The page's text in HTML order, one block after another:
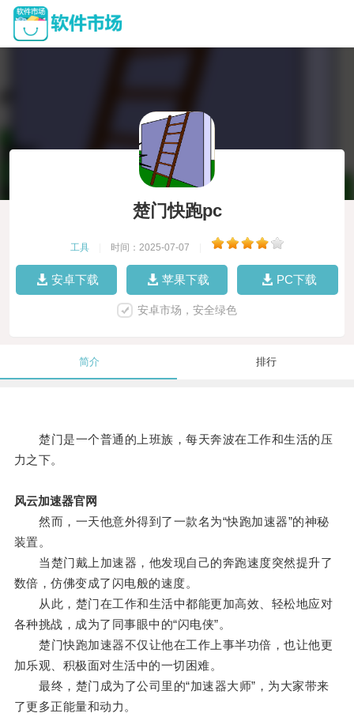
楚门快跑pc
工具 时间：2025-07-07
安卓下载 苹果下载 PC下载
安卓市场，安全绿色
简介 排行
楚门是一个普通的上班族，每天奔波在工作和生活的压
力之下。
风云加速器官网
然而，一天他意外得到了一款名为“快跑加速器”的神秘
装置。
当楚门戴上加速器，他发现自己的奔跑速度突然提升了
数倍，仿佛变成了闪电般的速度。
从此，楚门在工作和生活中都能更加高效、轻松地应对
各种挑战，成为了同事眼中的“闪电侠”。
楚门快跑加速器不仅让他在工作上事半功倍，也让他更
加乐观、积极面对生活中的一切困难。
最终，楚门成为了公司里的“加速器大师”，为大家带来
了更多正能量和动力。